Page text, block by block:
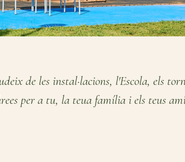
de les instal·lacions, l'Escola, els
per a tu, la teua família i els teus